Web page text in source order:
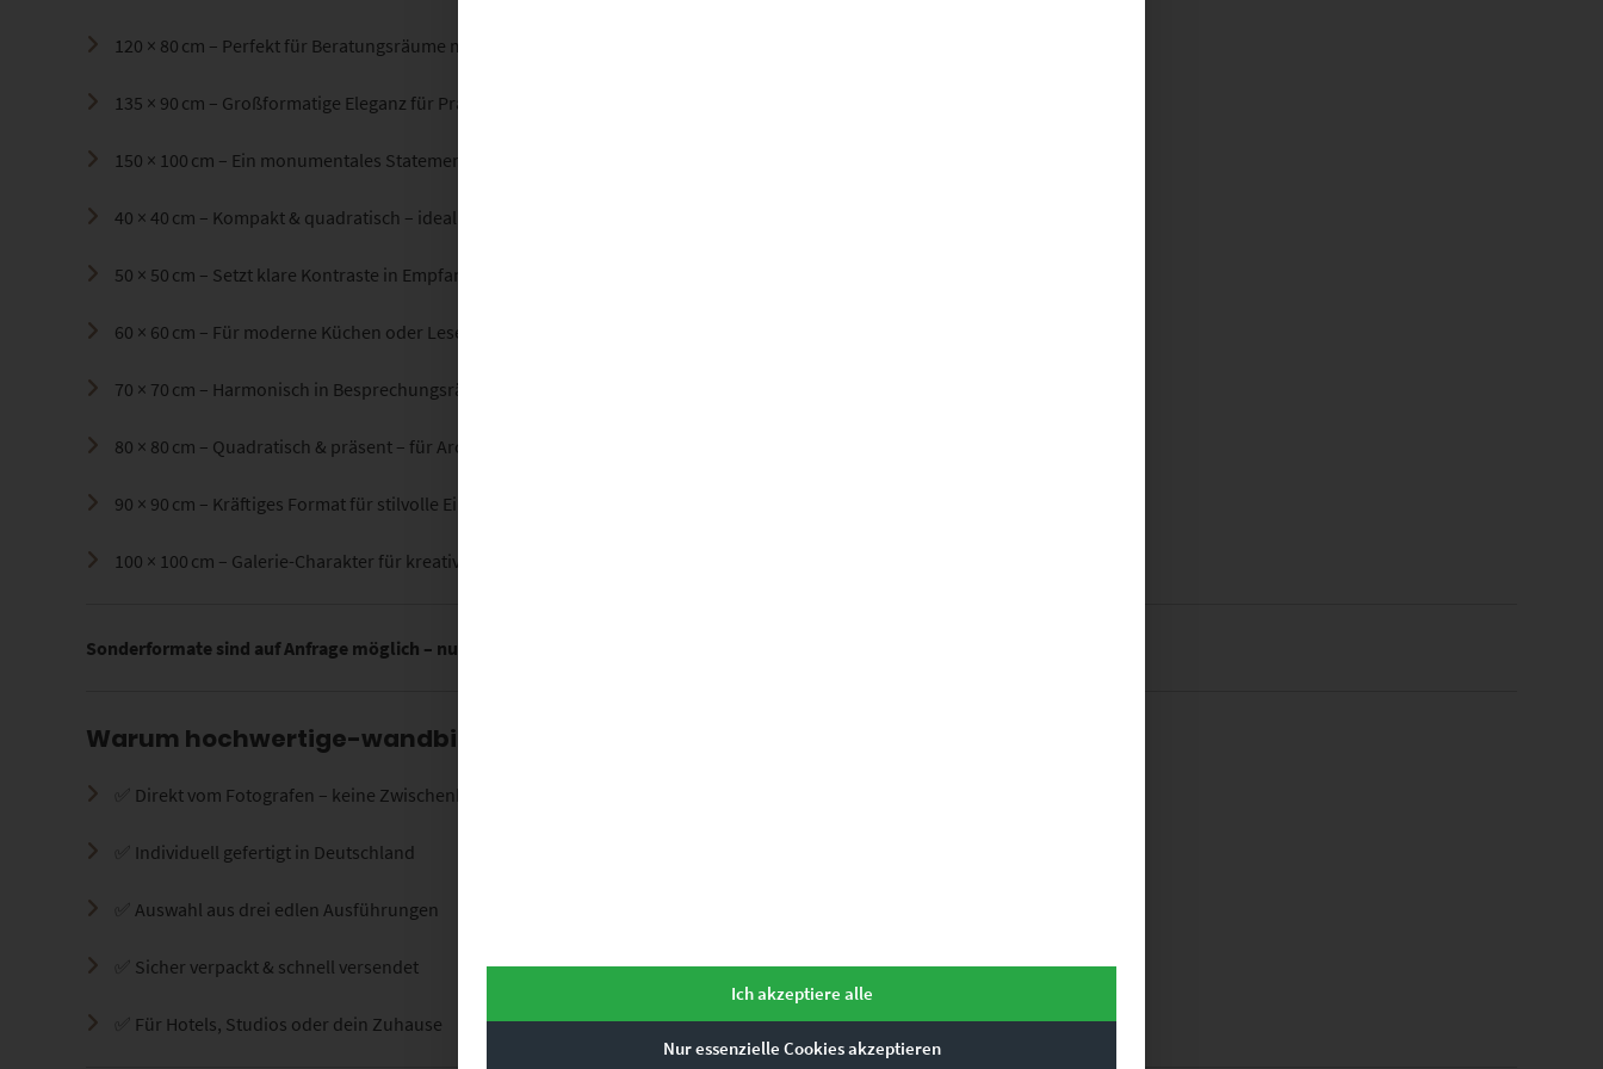
120 × 80 cm – Perfekt für Beratungsräume mit Stil
135 × 90 cm – Großformatige Eleganz für Praxen oder Lounges
150 × 100 cm – Ein monumentales Statement für Hotellobbys
40 × 40 cm – Kompakt & quadratisch – ideal für Galeriewände
50 × 50 cm – Setzt klare Kontraste in Empfangsbereichen
60 × 60 cm – Für moderne Küchen oder Leseecken
70 × 70 cm – Harmonisch in Besprechungsräumen oder Studios
80 × 80 cm – Quadratisch & präsent – für Architektur-Umfelder
90 × 90 cm – Kräftiges Format für stilvolle Eingangsbereiche
100 × 100 cm – Galerie-Charakter für kreative Arbeitswelten
Sonderformate sind auf Anfrage möglich – nutze dazu einfach unser
Warum hochwertige-wandbilder.de?
✅ Direkt vom Fotografen – keine Zwischenhändler
✅ Individuell gefertigt in Deutschland
✅ Auswahl aus drei edlen Ausführungen
✅ Sicher verpackt & schnell versendet
✅ Für Hotels, Studios oder dein Zuhause
Ich akzeptiere alle
Nur essenzielle Cookies akzeptieren